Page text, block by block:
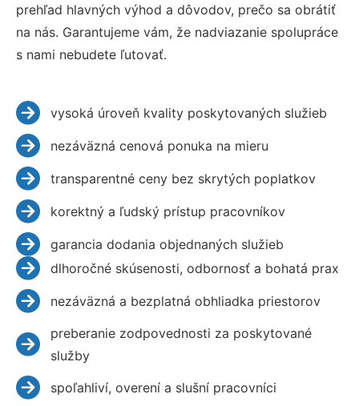
prehľad hlavných výhod a dôvodov, prečo sa obrátiť
na nás. Garantujeme vám, že nadviazanie spolupráce
s nami nebudete ľutovať.
vysoká úroveň kvality poskytovaných služieb
nezáväzná cenová ponuka na mieru
transparentné ceny bez skrytých poplatkov
korektný a ľudský prístup pracovníkov
garancia dodania objednaných služieb
dlhoročné skúsenosti, odbornosť a bohatá prax
nezáväzná a bezplatná obhliadka priestorov
preberanie zodpovednosti za poskytované
služby
spoľahliví, overení a slušní pracovníci